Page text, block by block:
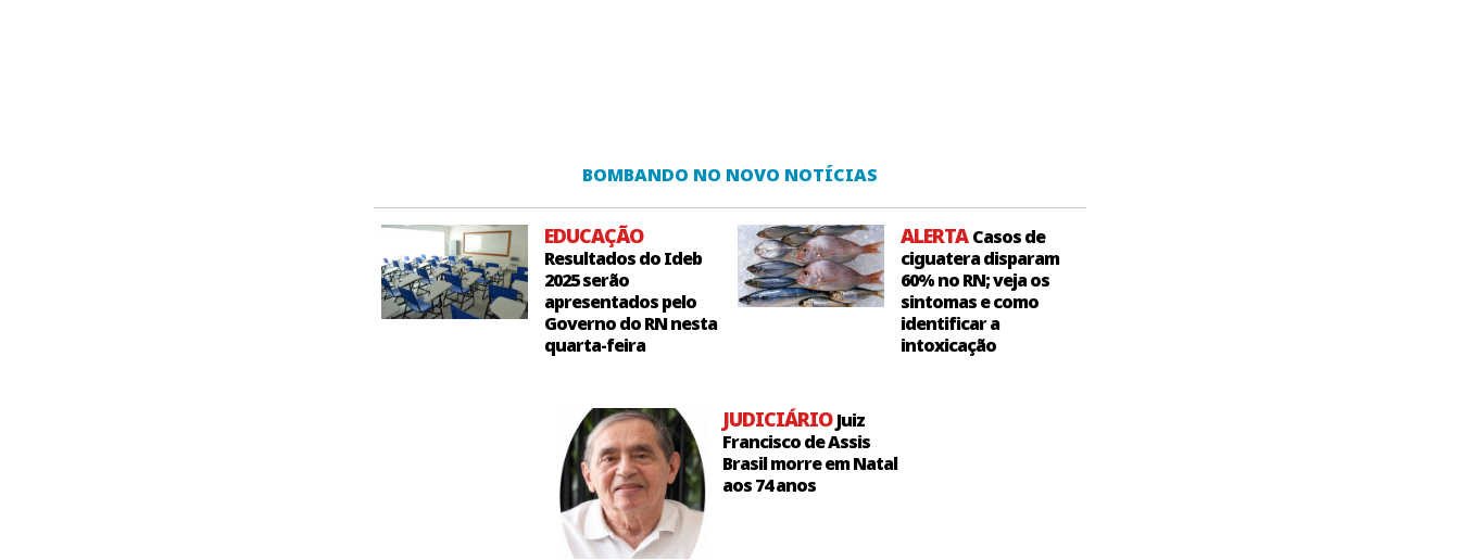
BOMBANDO NO NOVO NOTÍCIAS
EDUCAÇÃO
Resultados do Ideb
2025 serão
apresentados pelo
Governo do RN nesta
quarta-feira
ALERTACasos de
ciguatera disparam
60% no RN; veja os
sintomas e como
identificar a
intoxicação
JUDICIÁRIOJuiz
Francisco de Assis
Brasil morre em Natal
aos 74 anos